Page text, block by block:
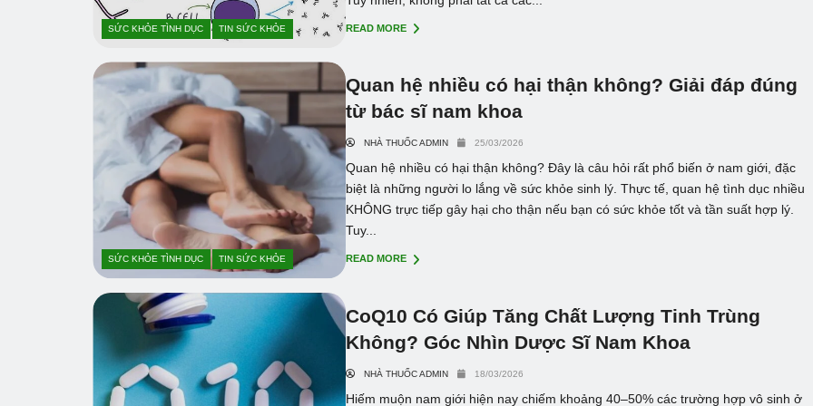
SỨC KHỎE TÌNH DỤC TIN SỨC KHỎE READ MORE
SỨC KHỎE TÌNH DỤC TIN SỨC KHỎE
Quan hệ nhiều có hại thận không? Giải đáp đúng
từ bác sĩ nam khoa
NHÀ THUỐC ADMIN 25/03/2026
Quan hệ nhiều có hại thận không? Đây là câu hỏi rất phổ biến ở nam giới, đặc
biệt là những người lo lắng về sức khỏe sinh lý. Thực tế, quan hệ tình dục nhiều
KHÔNG trực tiếp gây hại cho thận nếu bạn có sức khỏe tốt và tần suất hợp lý.
Tuy...
READ MORE
CoQ10 Có Giúp Tăng Chất Lượng Tinh Trùng
Không? Góc Nhìn Dược Sĩ Nam Khoa
NHÀ THUỐC ADMIN 18/03/2026
Hiếm muộn nam giới hiện nay chiếm khoảng 40–50% các trường hợp vô sinh ở